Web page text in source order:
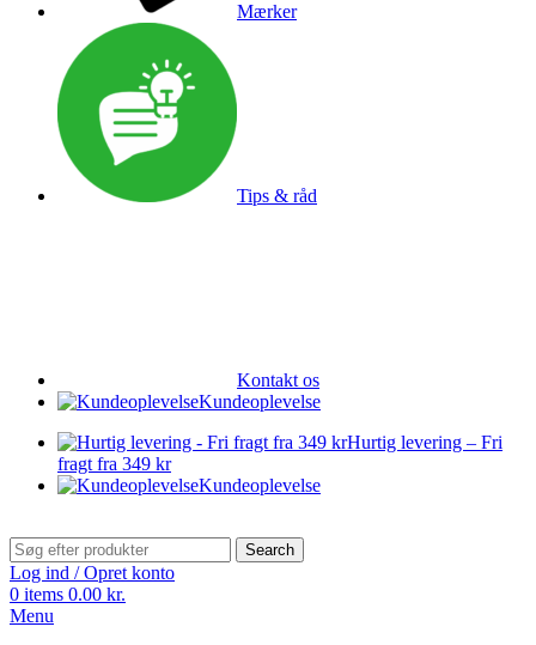
Mærker
Tips & råd
Kontakt os
Kundeoplevelse
Hurtig levering – Fri
fragt fra 349 kr
Kundeoplevelse
Search
Log ind / Opret konto
0 items 0.00 kr.
Menu